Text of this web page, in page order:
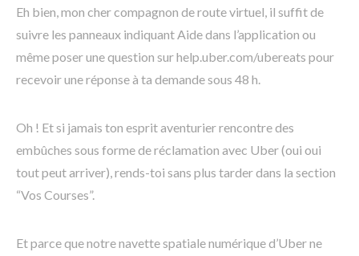
Eh bien, mon cher compagnon de route virtuel, il suffit de
suivre les panneaux indiquant Aide dans l’application ou
même poser une question sur help.uber.com/ubereats pour
recevoir une réponse à ta demande sous 48 h.
Oh ! Et si jamais ton esprit aventurier rencontre des
embûches sous forme de réclamation avec Uber (oui oui
tout peut arriver), rends-toi sans plus tarder dans la section
“Vos Courses”.
Et parce que notre navette spatiale numérique d’Uber ne